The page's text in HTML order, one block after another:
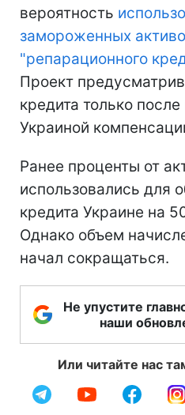
вероятность
замороженных
"репарационного
Проект
кредита только
Украиной
Ранее проценты от
использовались для
кредита Украине на
Однако объем
начал сокращаться.
Не упустите
наши
Или читайте нас